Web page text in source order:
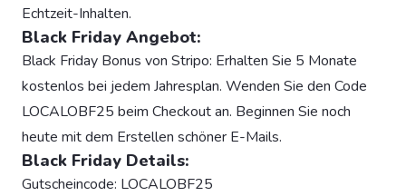
Echtzeit-Inhalten.
Black Friday Angebot:
Black Friday Bonus von Stripo: Erhalten Sie 5 Monate
kostenlos bei jedem Jahresplan. Wenden Sie den Code
LOCALOBF25 beim Checkout an. Beginnen Sie noch
heute mit dem Erstellen schöner E-Mails.
Black Friday Details:
Gutscheincode: LOCALOBF25